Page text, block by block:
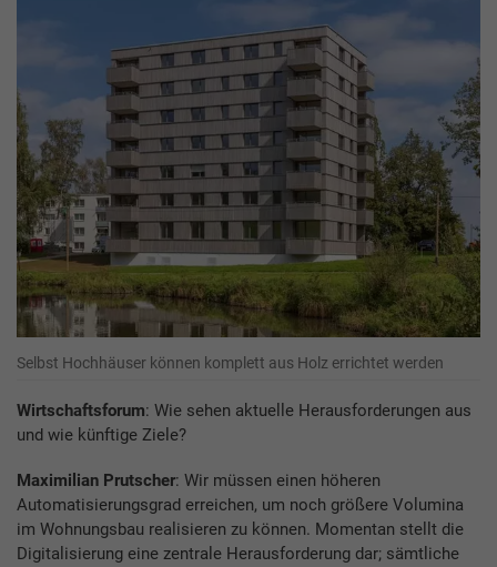
Selbst Hochhäuser können komplett aus Holz errichtet werden
Wirtschaftsforum: Wie sehen aktuelle Herausforderungen aus
und wie künftige Ziele?
Maximilian Prutscher: Wir müssen einen höheren
Automatisierungsgrad erreichen, um noch größere Volumina
im Wohnungsbau realisieren zu können. Momentan stellt die
Digitalisierung eine zentrale Herausforderung dar; sämtliche